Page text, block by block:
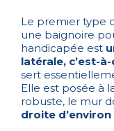
Le premier type
une baignoire
handicapée est
latérale, c’est-
sert
Elle est posée à
robuste, le mur
droite